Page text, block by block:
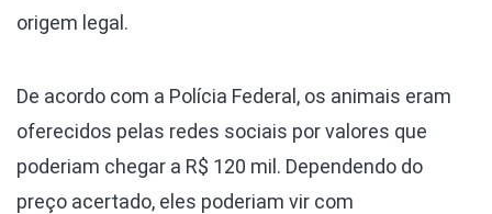
origem legal.
De acordo com a Polícia Federal, os animais eram
oferecidos pelas redes sociais por valores que
poderiam chegar a R$ 120 mil. Dependendo do
preço acertado, eles poderiam vir com